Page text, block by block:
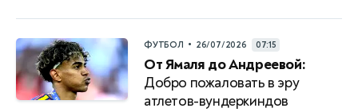
ФУТБОЛ • 26/07/2026 07:15
От Ямаля до Андреевой:
Добро пожаловать в эру
атлетов-вундеркиндов